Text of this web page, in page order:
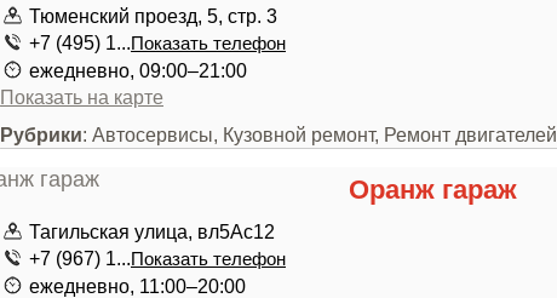
Тюменский проезд, 5, стр. 3
+7 (495) 1...Показать телефон
ежедневно, 09:00–21:00
Показать на карте
Рубрики: Автосервисы, Кузовной ремонт, Ремонт двигателей
Оранж гараж
Тагильская улица, вл5Ас12
+7 (967) 1...Показать телефон
ежедневно, 11:00–20:00